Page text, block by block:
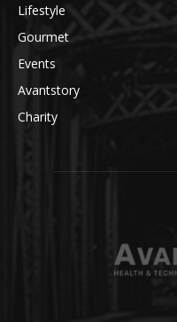
Lifestyle
Gourmet
Events
Avantstory
Charity